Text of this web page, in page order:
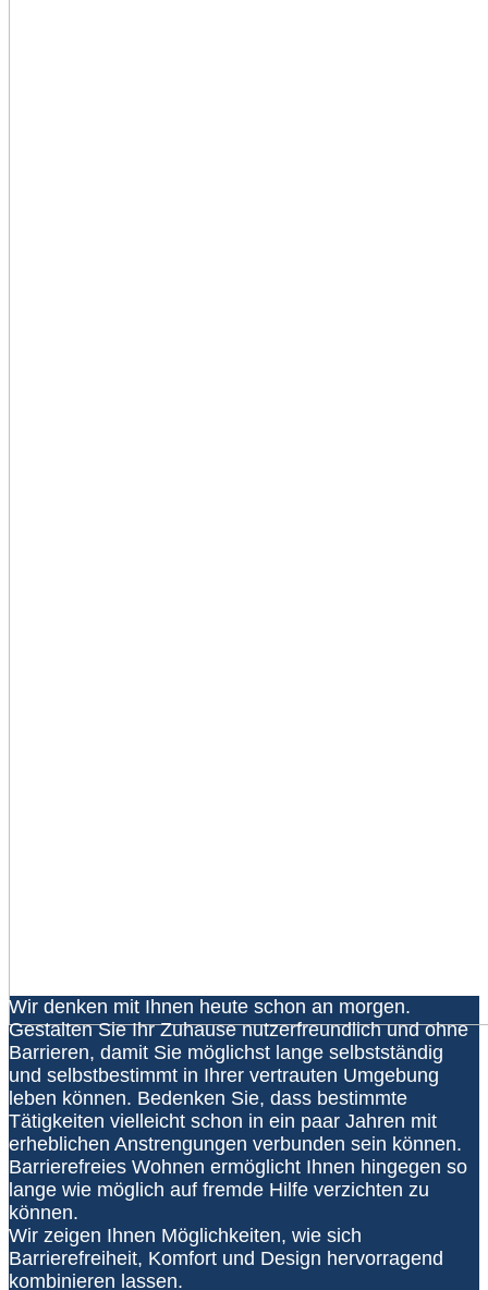
Wir denken mit Ihnen heute schon an morgen.
Gestalten Sie Ihr Zuhause nutzerfreundlich und ohne
Barrieren, damit Sie möglichst lange selbstständig
und selbstbestimmt in Ihrer vertrauten Umgebung
leben können. Bedenken Sie, dass bestimmte
Tätigkeiten vielleicht schon in ein paar Jahren mit
erheblichen Anstrengungen verbunden sein können.
Barrierefreies Wohnen ermöglicht Ihnen hingegen so
lange wie möglich auf fremde Hilfe verzichten zu
können.
Wir zeigen Ihnen Möglichkeiten, wie sich
Barrierefreiheit, Komfort und Design hervorragend
kombinieren lassen.